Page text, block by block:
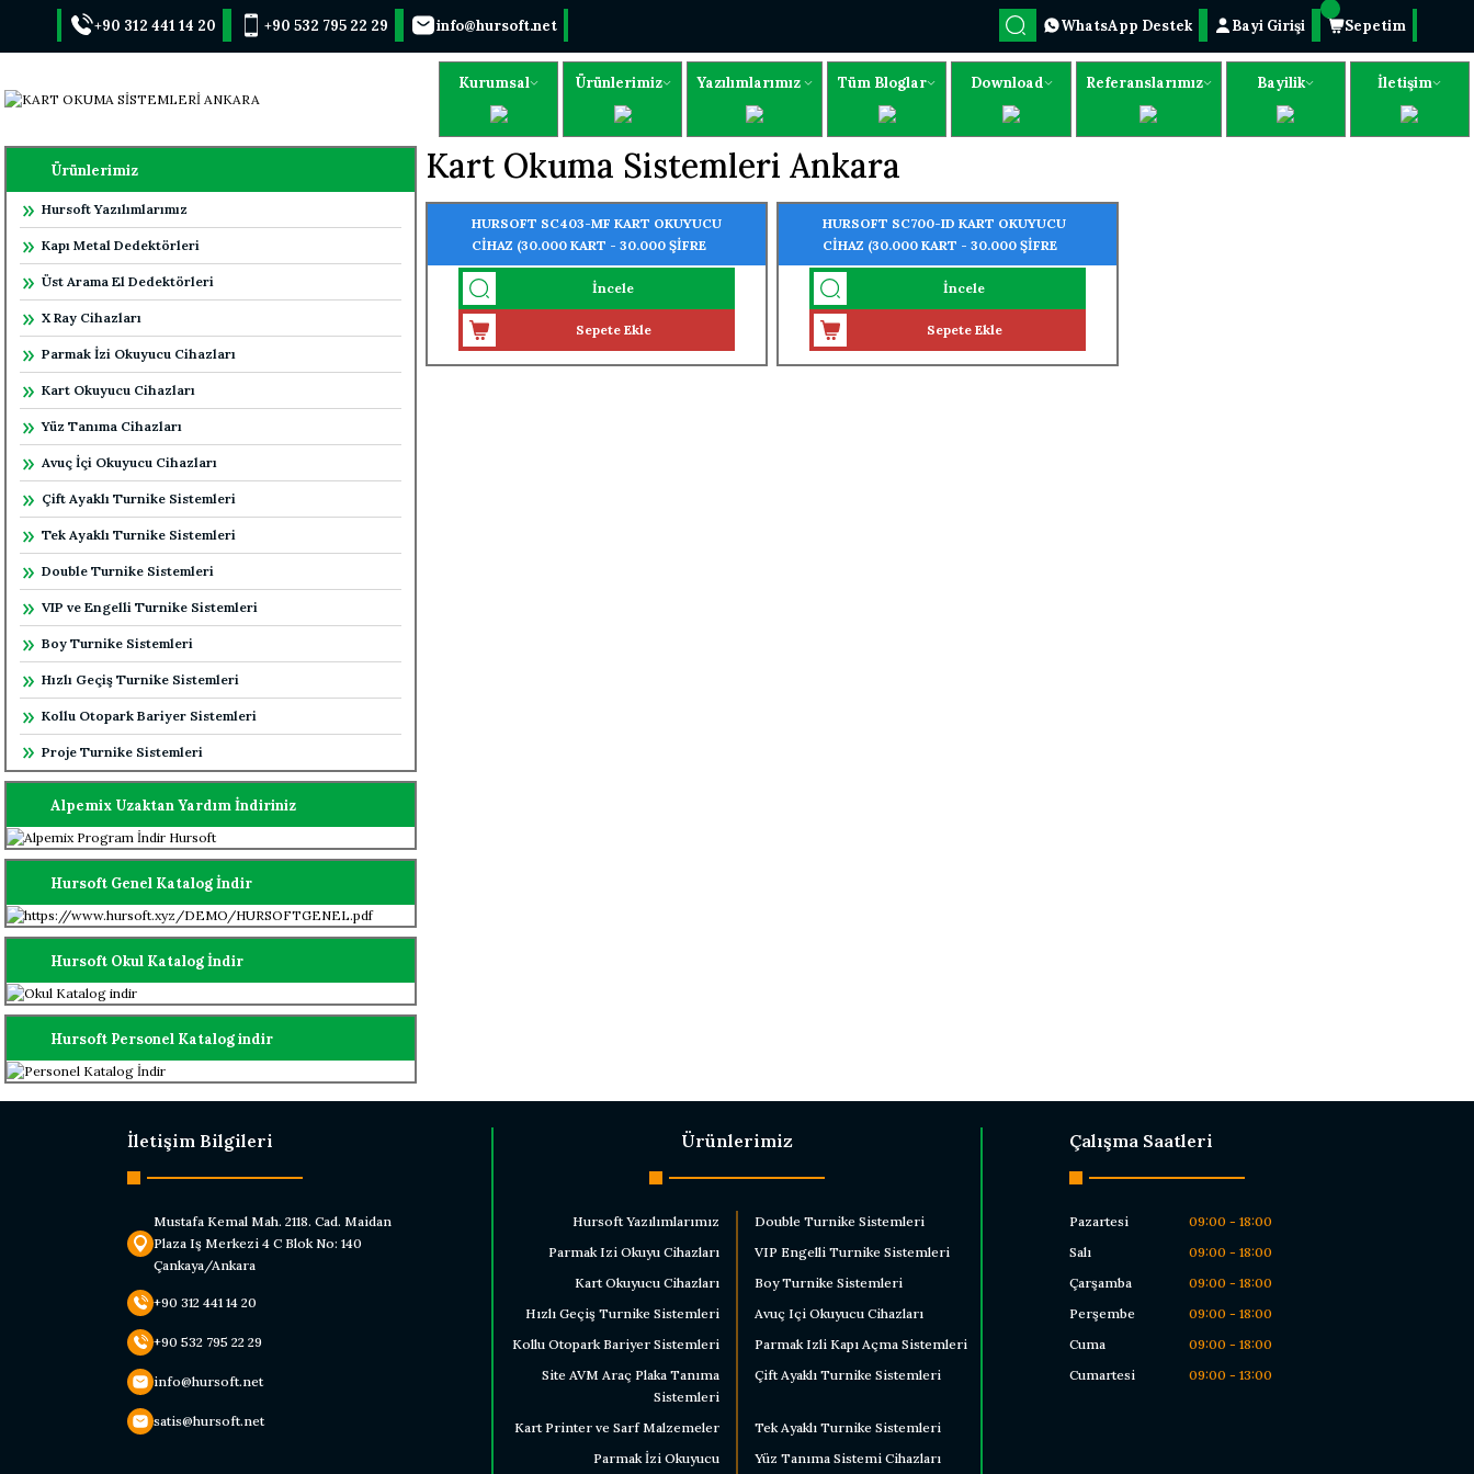
+90 312 441 14 20 +90 532 795 22 29 info@hursoft.net WhatsApp Destek Bayi Girişi Sepetim
Kurumsal Ürünlerimiz Yazılımlarımız Tüm Bloglar Download Referanslarımız Bayilik İletişim
Ürünlerimiz
Hursoft Yazılımlarımız
Kapı Metal Dedektörleri
Üst Arama El Dedektörleri
X Ray Cihazları
Parmak İzi Okuyucu Cihazları
Kart Okuyucu Cihazları
Yüz Tanıma Cihazları
Avuç İçi Okuyucu Cihazları
Çift Ayaklı Turnike Sistemleri
Tek Ayaklı Turnike Sistemleri
Double Turnike Sistemleri
VIP ve Engelli Turnike Sistemleri
Boy Turnike Sistemleri
Hızlı Geçiş Turnike Sistemleri
Kollu Otopark Bariyer Sistemleri
Proje Turnike Sistemleri
Alpemix Uzaktan Yardım İndiriniz
Hursoft Genel Katalog İndir
Hursoft Okul Katalog İndir
Hursoft Personel Katalog indir
Kart Okuma Sistemleri Ankara
HURSOFT SC403-MF KART OKUYUCU
CİHAZ (30.000 KART - 30.000 ŞİFRE
OKUMA ÖZELLİĞİ)
İncele
Sepete Ekle
HURSOFT SC700-ID KART OKUYUCU
CİHAZ (30.000 KART - 30.000 ŞİFRE
OKUMA ÖZELLİĞİ)
İncele
Sepete Ekle
İletişim Bilgileri
Mustafa Kemal Mah. 2118. Cad. Maidan
Plaza Iş Merkezi 4 C Blok No: 140
Çankaya/Ankara
+90 312 441 14 20
+90 532 795 22 29
info@hursoft.net
satis@hursoft.net
Ürünlerimiz
Hursoft Yazılımlarımız
Double Turnike Sistemleri
Parmak Izi Okuyu Cihazları
VIP Engelli Turnike Sistemleri
Kart Okuyucu Cihazları
Boy Turnike Sistemleri
Hızlı Geçiş Turnike Sistemleri
Avuç Içi Okuyucu Cihazları
Kollu Otopark Bariyer Sistemleri
Parmak Izli Kapı Açma Sistemleri
Site AVM Araç Plaka Tanıma
Sistemleri
Çift Ayaklı Turnike Sistemleri
Kart Printer ve Sarf Malzemeler
Tek Ayaklı Turnike Sistemleri
Parmak İzi Okuyucu
Yüz Tanıma Sistemi Cihazları
Çalışma Saatleri
Pazartesi
09:00 - 18:00
Salı
09:00 - 18:00
Çarşamba
09:00 - 18:00
Perşembe
09:00 - 18:00
Cuma
09:00 - 18:00
Cumartesi
09:00 - 13:00